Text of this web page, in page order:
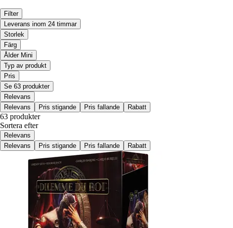
Filter
Leverans inom 24 timmar
Storlek
Färg
Ålder Mini
Typ av produkt
Pris
Se 63 produkter
Relevans
Relevans
Pris stigande Pris fallande Rabatt
63 produkter
Sortera efter
Relevans
Relevans
Pris stigande Pris fallande Rabatt